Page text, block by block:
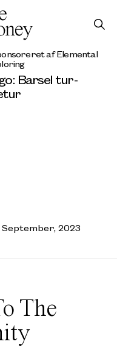
af Elemental
Barsel tur-
September, 2023
The